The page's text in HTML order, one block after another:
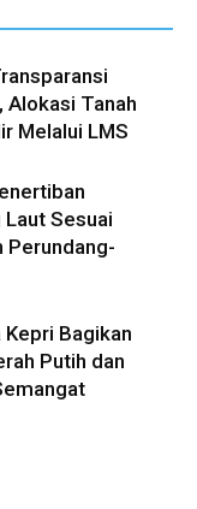
Alokasi Tanah
Melalui LMS
Sesuai
Perundang-
Bagikan
Putih dan